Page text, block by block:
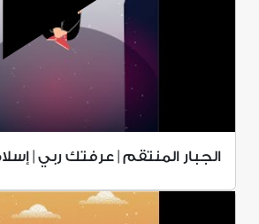
الجبار المنتقم | عرفتك ربي |